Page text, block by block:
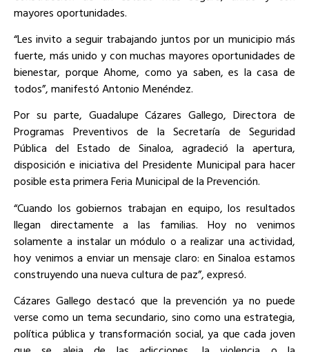
mayores oportunidades.
“Les invito a seguir trabajando juntos por un municipio más
fuerte, más unido y con muchas mayores oportunidades de
bienestar, porque Ahome, como ya saben, es la casa de
todos”, manifestó Antonio Menéndez.
Por su parte, Guadalupe Cázares Gallego, Directora de
Programas Preventivos de la Secretaría de Seguridad
Pública del Estado de Sinaloa, agradeció la apertura,
disposición e iniciativa del Presidente Municipal para hacer
posible esta primera Feria Municipal de la Prevención.
“Cuando los gobiernos trabajan en equipo, los resultados
llegan directamente a las familias. Hoy no venimos
solamente a instalar un módulo o a realizar una actividad,
hoy venimos a enviar un mensaje claro: en Sinaloa estamos
construyendo una nueva cultura de paz”, expresó.
Cázares Gallego destacó que la prevención ya no puede
verse como un tema secundario, sino como una estrategia,
política pública y transformación social, ya que cada joven